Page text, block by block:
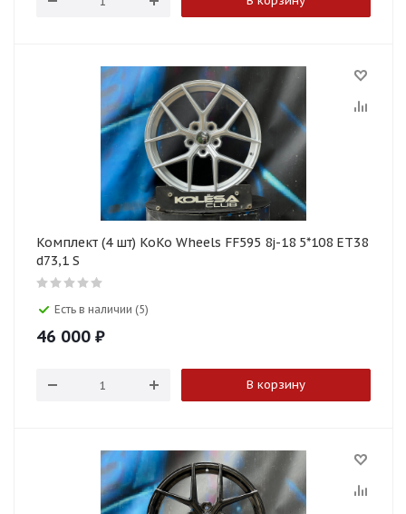
Комплект (4 шт) KoKo Wheels FF595 8j-18 5*108 ET38
d73,1 S
Есть в наличии (5)
46 000 ₽
В корзину